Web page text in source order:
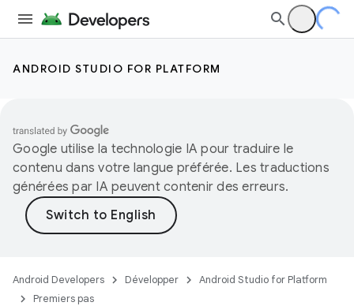
ANDROID STUDIO FOR PLATFORM
Google utilise la technologie IA pour traduire le
contenu dans votre langue préférée. Les traductions
générées par IA peuvent contenir des erreurs.
Android Developers Développer
Android Studio for Platform
Premiers pas